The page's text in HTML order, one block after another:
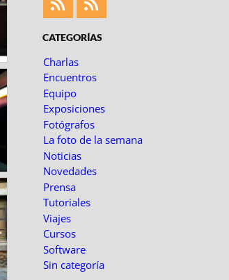
Feed
Feed
CATEGORÍAS
Charlas
Encuentros
Equipo
Exposiciones
Fotógrafos
La foto de la semana
Noticias
Novedades
Prensa
Tutoriales
Viajes
Cursos
Software
Sin categoría